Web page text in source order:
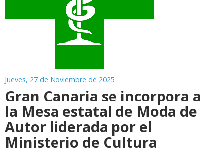
Jueves, 27 de Noviembre de 2025
Gran Canaria se incorpora a
la Mesa estatal de Moda de
Autor liderada por el
Ministerio de Cultura